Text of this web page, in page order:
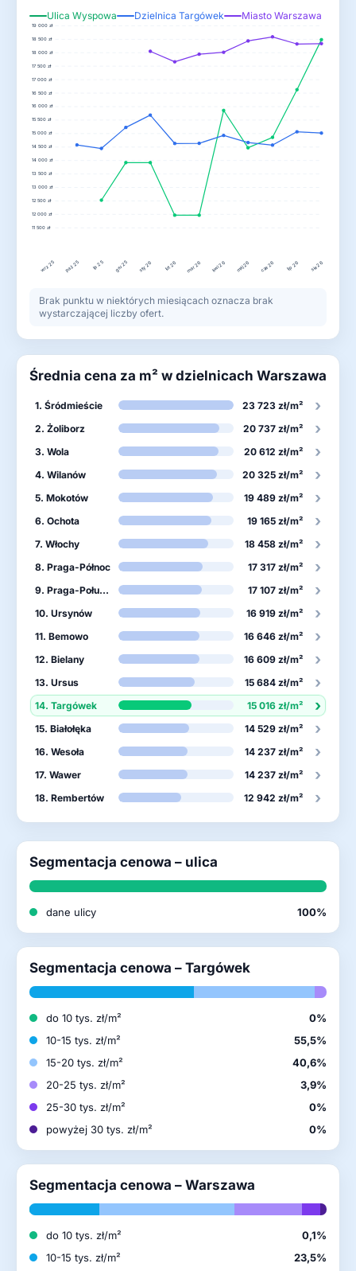
Ulica Wyspowa Dzielnica Targówek Miasto Warszawa
11 500 zł
12 000 zł
12 500 zł
13 000 zł
13 500 zł
14 000 zł
14 500 zł
15 000 zł
15 500 zł
16 000 zł
16 500 zł
17 000 zł
17 500 zł
18 000 zł
18 500 zł
19 000 zł
wrz 25 paź 25 lis 25 gru 25 sty 26 lut 26 mar 26 kwi 26 maj 26 cze 26 lip 26 sie 26
Brak punktu w niektórych miesiącach oznacza brak
wystarczającej liczby ofert.
Średnia cena za m² w dzielnicach Warszawa
1. Śródmieście 23 723 zł/m² ›
2. Żoliborz 20 737 zł/m² ›
3. Wola 20 612 zł/m² ›
4. Wilanów 20 325 zł/m² ›
5. Mokotów 19 489 zł/m² ›
6. Ochota 19 165 zł/m² ›
7. Włochy 18 458 zł/m² ›
8. Praga-Północ 17 317 zł/m² ›
9. Praga-Południe 17 107 zł/m² ›
10. Ursynów 16 919 zł/m² ›
11. Bemowo 16 646 zł/m² ›
12. Bielany 16 609 zł/m² ›
13. Ursus 15 684 zł/m² ›
14. Targówek 15 016 zł/m² ›
15. Białołęka 14 529 zł/m² ›
16. Wesoła 14 237 zł/m² ›
17. Wawer 14 237 zł/m² ›
18. Rembertów 12 942 zł/m² ›
Segmentacja cenowa – ulica
dane ulicy 100%
Segmentacja cenowa – Targówek
do 10 tys. zł/m²
0%
10-15 tys. zł/m²
55,5%
15-20 tys. zł/m²
40,6%
20-25 tys. zł/m²
3,9%
25-30 tys. zł/m²
0%
powyżej 30 tys. zł/m²
0%
Segmentacja cenowa – Warszawa
do 10 tys. zł/m²
0,1%
10-15 tys. zł/m²
23,5%